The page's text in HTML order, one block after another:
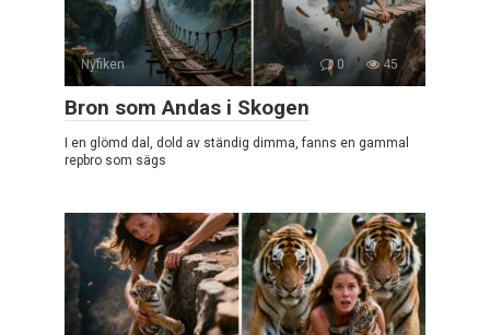
Nyfiken 0 45
Bron som Andas i Skogen
I en glömd dal, dold av ständig dimma, fanns en gammal
repbro som sägs